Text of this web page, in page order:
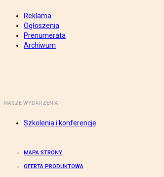
Reklama
Ogłoszenia
Prenumerata
Archiwum
NASZE WYDARZENIA
Szkolenia i konferencje
MAPA STRONY
OFERTA PRODUKTOWA